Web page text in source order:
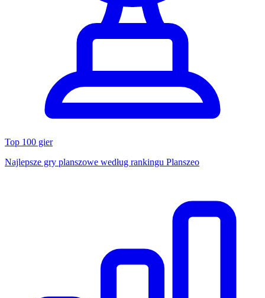
Top 100 gier
Najlepsze gry planszowe według rankingu Planszeo